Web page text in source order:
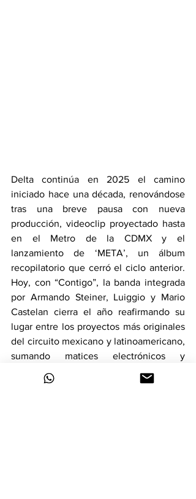
Delta continúa en 2025 el camino
iniciado hace una década, renovándose
tras una breve pausa con nueva
producción, videoclip proyectado hasta
en el Metro de la CDMX y el
lanzamiento de ‘META’, un álbum
recopilatorio que cerró el ciclo anterior.
Hoy, con “Contigo”, la banda integrada
por Armando Steiner, Luiggio y Mario
Castelan cierra el año reafirmando su
lugar entre los proyectos más originales
del circuito mexicano y latinoamericano,
sumando matices electrónicos y
llevando el sentimiento puro del rock
más allá del escenario.